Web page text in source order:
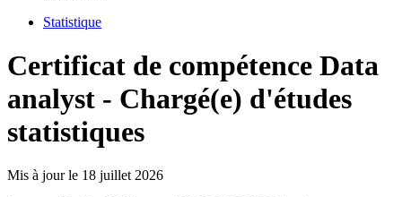
Statistique
Certificat de compétence Data
analyst - Chargé(e) d'études
statistiques
Mis à jour le 18 juillet 2026